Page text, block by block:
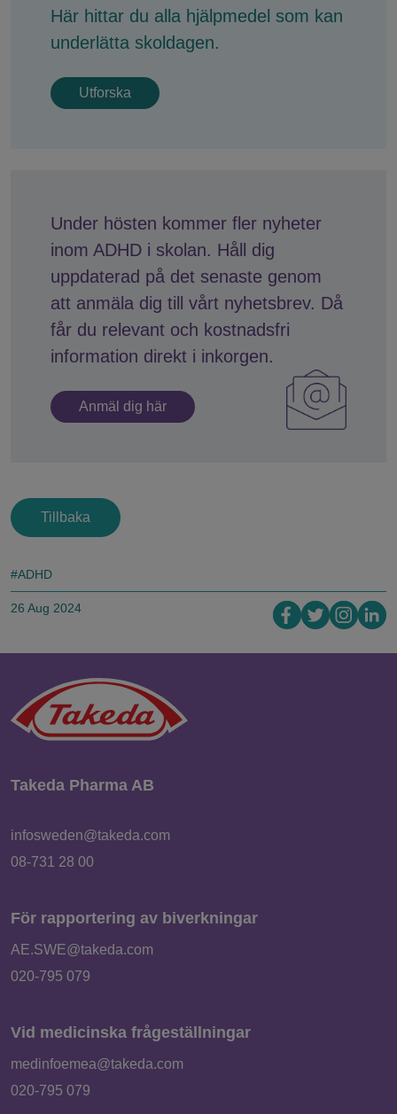
Här hittar du alla hjälpmedel som kan
underlätta skoldagen.
Utforska
Under hösten kommer fler nyheter
inom ADHD i skolan. Håll dig
uppdaterad på det senaste genom
att anmäla dig till vårt nyhetsbrev. Då
får du relevant och kostnadsfri
information direkt i inkorgen.
Anmäl dig här
Tillbaka
#ADHD
26 Aug 2024
Takeda Pharma AB
infosweden@takeda.com
08-731 28 00
För rapportering av biverkningar
AE.SWE@takeda.com
020-795 079
Vid medicinska frågeställningar
medinfoemea@takeda.com
020-795 079